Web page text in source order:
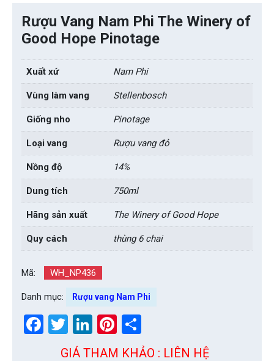
Rượu Vang Nam Phi The Winery of
Good Hope Pinotage
Xuất xứ Nam Phi
Vùng làm vang Stellenbosch
Giống nho Pinotage
Loại vang Rượu vang đỏ
Nồng độ 14%
Dung tích 750ml
Hãng sản xuất The Winery of Good Hope
Quy cách thùng 6 chai
Mã: WH_NP436
Danh mục: Rượu vang Nam Phi
Facebook
Twitter
LinkedIn
Pinterest
GIÁ THAM KHẢO : LIÊN HỆ